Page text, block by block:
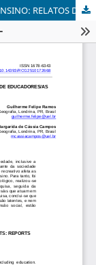
RACISMO RECREATIVO NOS AMBIENTES DE ENSINO: RELATOS DE EDUCADORES/AS NEGROS/AS